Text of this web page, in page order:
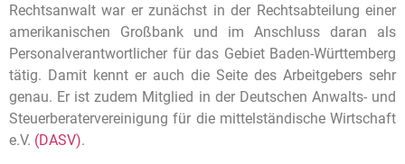
Rechtsanwalt war er zunächst in der Rechtsabteilung einer
amerikanischen Großbank und im Anschluss daran als
Personalverantwortlicher für das Gebiet Baden-Württemberg
tätig. Damit kennt er auch die Seite des Arbeitgebers sehr
genau. Er ist zudem Mitglied in der Deutschen Anwalts- und
Steuerberatervereinigung für die mittelständische Wirtschaft
e.V. (DASV).